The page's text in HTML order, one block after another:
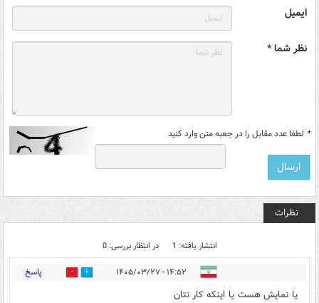
ایمیل
نظر شما *
* لطفا عدد مقابل را در جعبه متن وارد کنید
نظرات
انتشار یافته: 1 در انتظار بررسی: 0
۱۴:۵۲ - ۱۴۰۵/۰۳/۲۷ 0 پاسخ
یا نمایش هست یا اینکه کار نتان